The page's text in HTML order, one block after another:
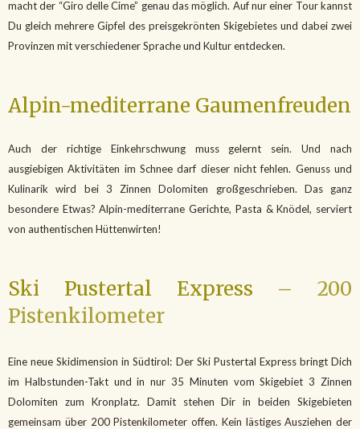
macht der “Giro delle Cime” genau das möglich. Auf nur einer Tour kannst
Du gleich mehrere Gipfel des preisgekrönten Skigebietes und dabei zwei
Provinzen mit verschiedener Sprache und Kultur entdecken.
Alpin-mediterrane Gaumenfreuden
Auch der richtige Einkehrschwung muss gelernt sein. Und nach
ausgiebigen Aktivitäten im Schnee darf dieser nicht fehlen. Genuss und
Kulinarik wird bei 3 Zinnen Dolomiten großgeschrieben. Das ganz
besondere Etwas? Alpin-mediterrane Gerichte, Pasta & Knödel, serviert
von authentischen Hüttenwirten!
Ski Pustertal Express – 200
Pistenkilometer
Eine neue Skidimension in Südtirol: Der Ski Pustertal Express bringt Dich
im Halbstunden-Takt und in nur 35 Minuten vom Skigebiet 3 Zinnen
Dolomiten zum Kronplatz. Damit stehen Dir in beiden Skigebieten
gemeinsam über 200 Pistenkilometer offen. Kein lästiges Ausziehen der